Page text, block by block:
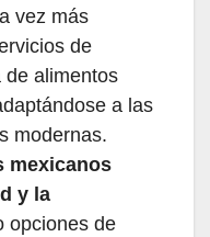
vez más
de
de alimentos
a las
modernas.
mexicanos
y la
opciones de